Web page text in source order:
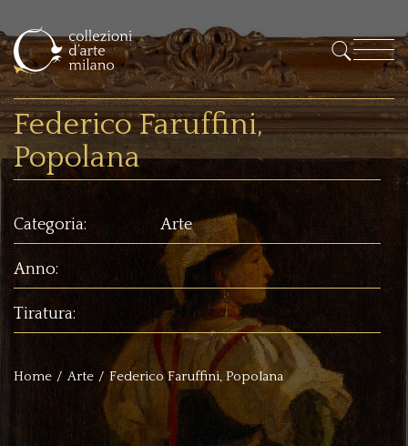
Federico Faruffini,
Popolana
Categoria: Arte
Anno:
Tiratura:
Home Arte Federico Faruffini, Popolana